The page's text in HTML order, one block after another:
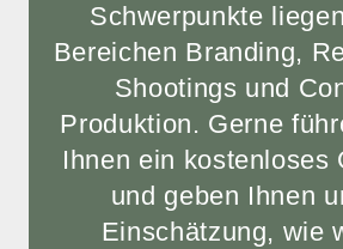
Schwerpunkte
Bereichen Branding,
Shootings und
Produktion. Gerne
Ihnen ein kostenloses
und geben Ihnen
Einschätzung, wie